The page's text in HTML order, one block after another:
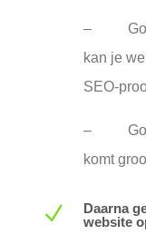
–
kan je
SEO-
–
komt
N
Daarna
website